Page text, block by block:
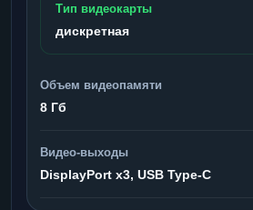
Тип видеокарты
дискретная
Объем видеопамяти
8 Гб
Видео-выходы
DisplayPort x3, USB Type-C